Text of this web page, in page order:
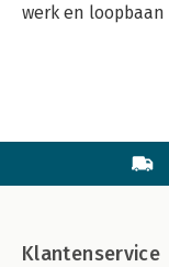
werk en loopbaan
Klantenservice